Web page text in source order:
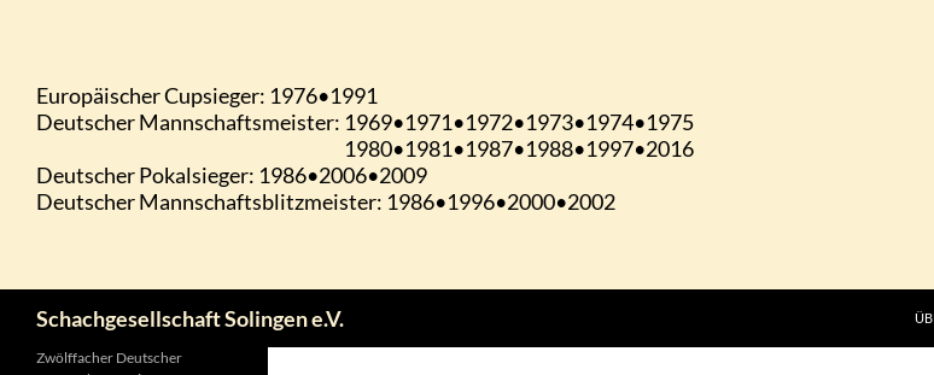
Schachgesellschaft Solingen e.V.
Zwölffacher Deutscher